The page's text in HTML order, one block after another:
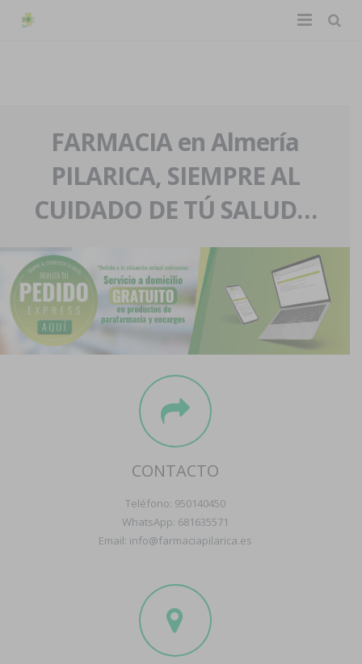
La farmacia
Nuestra historia
Nuestro equipo
Eventos
Servicios y reservas
Pedidos express
Blog
Contacto
Boletín
FARMACIA en Almería
PILARICA, SIEMPRE AL
CUIDADO DE TÚ SALUD…
CONTACTO
Teléfono: 950140450
WhatsApp: 681635571
Email: info@farmaciapilarica.es